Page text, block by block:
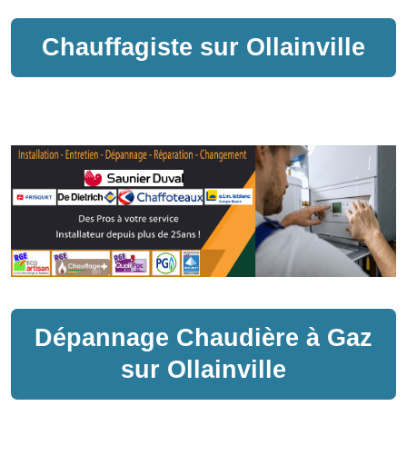
Chauffagiste sur Ollainville
Dépannage Chaudière à Gaz
sur Ollainville